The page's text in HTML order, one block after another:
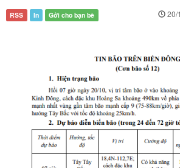
Chức năng, nhiệm vụ
Thời tiết - Thủy văn
Cảnh báo thiên tai
Trạm đo mực nước tự động
Trạm đo mưa tự động
Mực nước ngầm tràn
RSS In Gởi cho bạn bè 20/